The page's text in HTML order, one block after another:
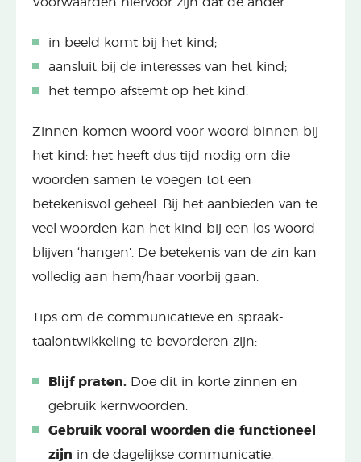
in beeld komt bij het kind;
aansluit bij de interesses van het kind;
het tempo afstemt op het kind.
Zinnen komen woord voor woord binnen bij
het kind: het heeft dus tijd nodig om die
woorden samen te voegen tot een
betekenisvol geheel. Bij het aanbieden van te
veel woorden kan het kind bij een los woord
blijven ‘hangen’. De betekenis van de zin kan
volledig aan hem/haar voorbij gaan.
Tips om de communicatieve en spraak-
taalontwikkeling te bevorderen zijn:
Blijf praten. Doe dit in korte zinnen en
gebruik kernwoorden.
Gebruik vooral woorden die functioneel
zijn in de dagelijkse communicatie.